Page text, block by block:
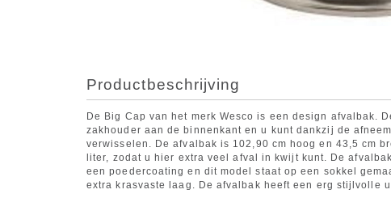
Productbeschrijving
De Big Cap van het merk Wesco is een design afvalbak.
zakhouder aan de binnenkant en u kunt dankzij de
verwisselen. De afvalbak is 102,90 cm hoog en 43,5 cm
liter, zodat u hier extra veel afval in kwijt kunt. De
een poedercoating en dit model staat op een sokkel
extra krasvaste laag. De afvalbak heeft een erg stijlvolle